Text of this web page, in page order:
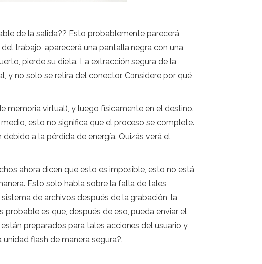
de la salida?? Esto probablemente parecerá
trabajo, aparecerá una pantalla negra con una
pierde su dieta. La extracción segura de la
y no solo se retira del conector. Considere por qué
memoria virtual), y luego físicamente en el destino.
esto no significa que el proceso se complete.
a la pérdida de energía. Quizás verá el
ahora dicen que esto es imposible, esto no está
Esto solo habla sobre la falta de tales
de archivos después de la grabación, la
es que, después de eso, pueda enviar el
preparados para tales acciones del usuario y
flash de manera segura?.